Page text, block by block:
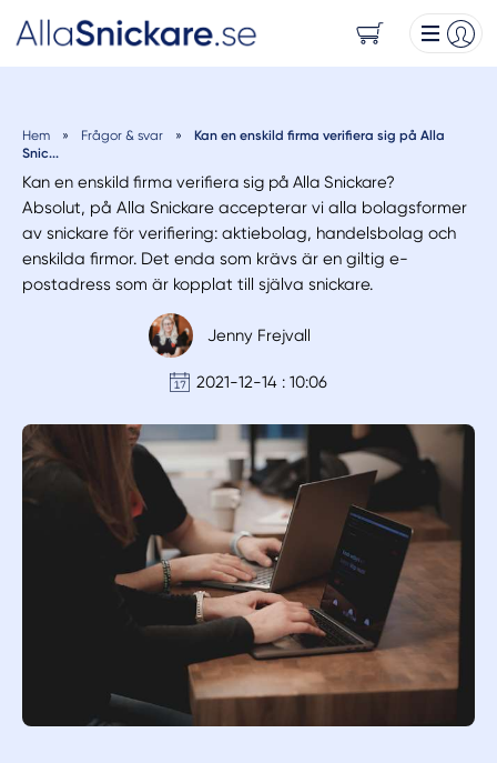
Hem » Frågor & svar »
Kan en enskild firma verifiera sig på Alla
Snic...
Kan en enskild firma verifiera sig på Alla Snickare?
Absolut, på Alla Snickare accepterar vi alla bolagsformer
av snickare för verifiering: aktiebolag, handelsbolag och
enskilda firmor. Det enda som krävs är en giltig e-
postadress som är kopplat till själva snickare.
Jenny Frejvall
2021-12-14 : 10:06